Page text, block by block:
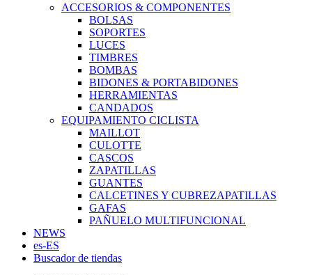
ACCESORIOS & COMPONENTES
BOLSAS
SOPORTES
LUCES
TIMBRES
BOMBAS
BIDONES & PORTABIDONES
HERRAMIENTAS
CANDADOS
EQUIPAMIENTO CICLISTA
MAILLOT
CULOTTE
CASCOS
ZAPATILLAS
GUANTES
CALCETINES Y CUBREZAPATILLAS
GAFAS
PAÑUELO MULTIFUNCIONAL
NEWS
es-ES
Buscador de tiendas